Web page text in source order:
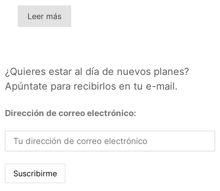
Leer más
¿Quieres estar al día de nuevos planes?
Apúntate para recibirlos en tu e-mail.
Dirección de correo electrónico: